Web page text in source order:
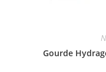
Gourde